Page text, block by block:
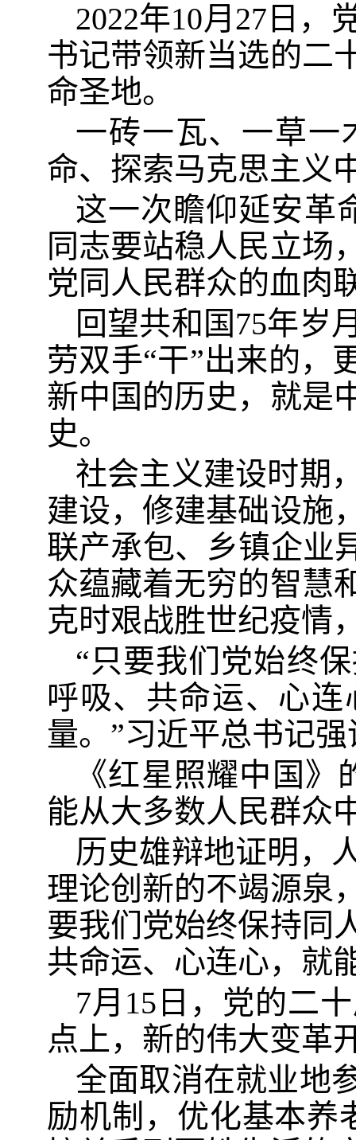
2022年10月27日，
书记带领新当选的二
命圣地。
一砖一瓦、一草一
命、探索马克思主义
这一次瞻仰延安革
同志要站稳人民立场
党同人民群众的血肉
回望共和国75年岁
劳双手“干”出来的，
新中国的历史，就是
史。
社会主义建设时期
建设，修建基础设施
联产承包、乡镇企业
众蕴藏着无穷的智慧
克时艰战胜世纪疫情
“只要我们党始终
呼吸、共命运、心
量。”习近平总书记
《红星照耀中国
能从大多数人民群众
历史雄辩地证明，
理论创新的不竭源泉
要我们党始终保持同
共命运、心连心，就
7月15日，党的二
点上，新的伟大变革
全面取消在就业地
励机制，优化基本